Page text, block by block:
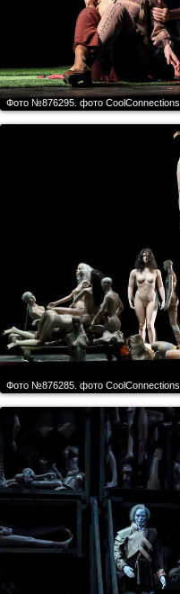
Фото №876295. фото CoolСonnections
Фото №876285. фото CoolСonnections